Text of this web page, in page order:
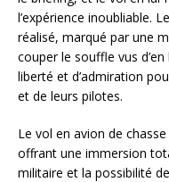
l’expérience inoubliable.
réalisé, marqué par une
couper le souffle vus
liberté et d’admiration
et de leurs pilotes.
Le vol en avion de
offrant une immersion
militaire et la possibilité